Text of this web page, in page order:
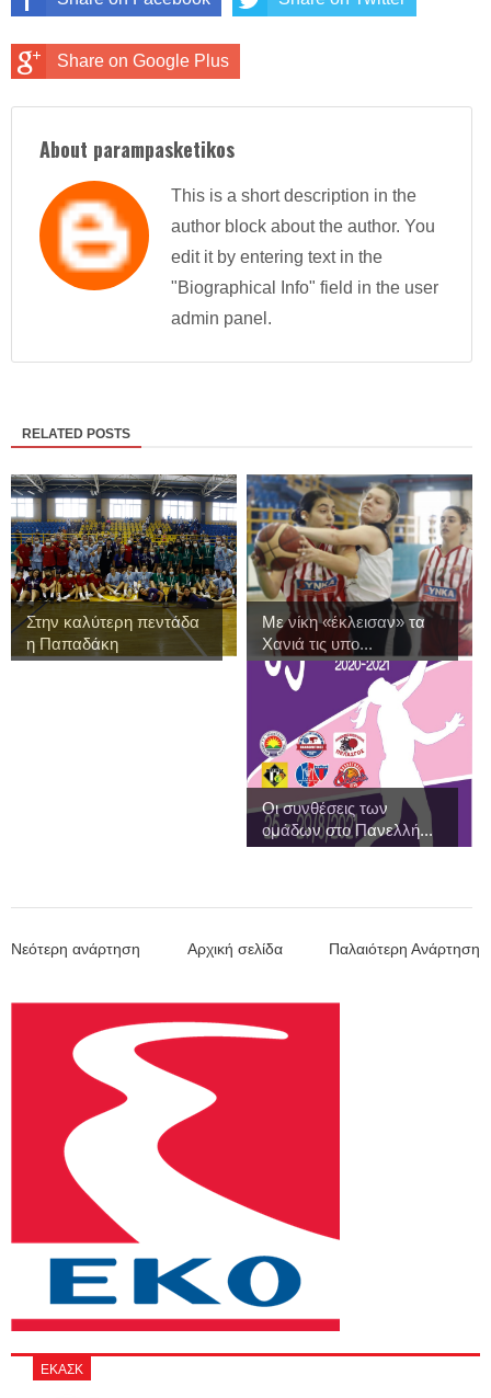
Share on Google Plus
About parampasketikos
This is a short description in the
author block about the author. You
edit it by entering text in the
"Biographical Info" field in the user
admin panel.
RELATED POSTS
Στην καλύτερη πεντάδα
η Παπαδάκη
Με νίκη «έκλεισαν» τα
Χανιά τις υπο...
Οι συνθέσεις των
ομάδων στο Πανελλή...
Νεότερη ανάρτηση Παλαιότερη Ανάρτηση
Αρχική σελίδα
ΕΚΑΣΚ